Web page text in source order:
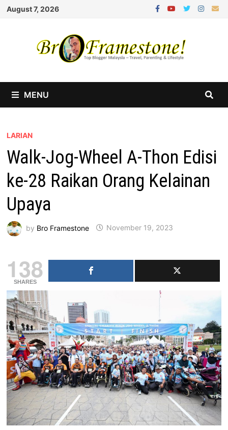
Skip
August 7, 2026
MENU
LARIAN
Walk-Jog-Wheel A-Thon Edisi
ke-28 Raikan Orang Kelainan
Upaya
by Bro Framestone November 19, 2023
138
SHARES